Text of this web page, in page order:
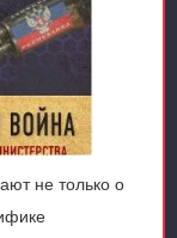
не только о